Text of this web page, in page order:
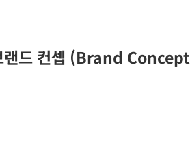
랜드 컨셉 (Brand